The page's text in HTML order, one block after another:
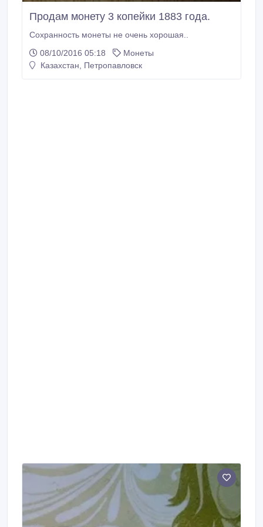
Продам монету 3 копейки 1883 года.
Сохранность монеты не очень хорошая..
08/10/2016 05:18
Монеты
Казахстан, Петропавловск